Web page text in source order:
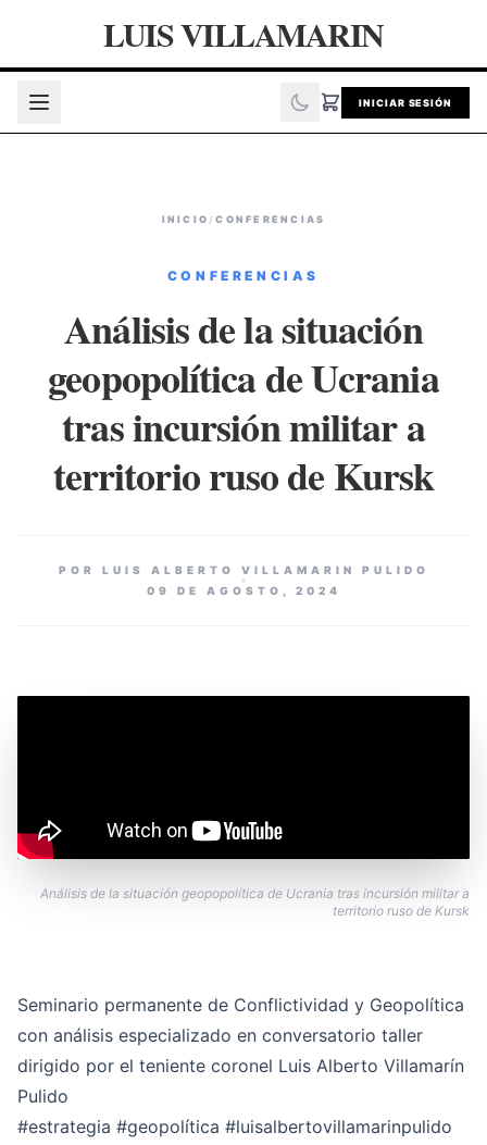
LUIS VILLAMARIN
INICIAR SESIÓN
INICIO /CONFERENCIAS
CONFERENCIAS
Análisis de la situación
geopopolítica de Ucrania
tras incursión militar a
territorio ruso de Kursk
POR LUIS ALBERTO VILLAMARIN PULIDO
09 DE AGOSTO, 2024
Análisis de la situación geopopolítica de Ucrania tras incursión militar a
territorio ruso de Kursk
Seminario permanente de Conflictividad y Geopolítica
con análisis especializado en conversatorio taller
dirigido por el teniente coronel Luis Alberto Villamarín
Pulido
#estrategia #geopolítica #luisalbertovillamarinpulido